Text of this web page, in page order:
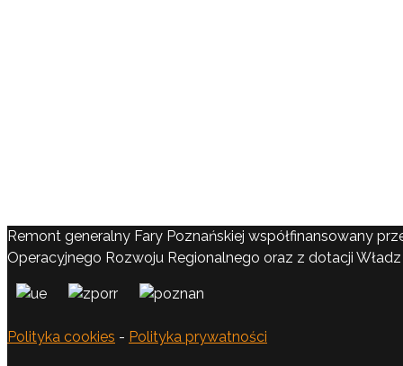
Remont generalny Fary Poznańskiej współfinansowany
Operacyjnego Rozwoju Regionalnego oraz z dotacji Władz
Polityka cookies - Polityka prywatności